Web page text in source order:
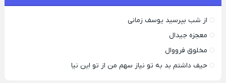
از شب بپرسید یوسف زمانی
معجزه جیدال
مخلوق فرووال
حیف داشتم بد به تو نیاز سهم من از تو این نیا